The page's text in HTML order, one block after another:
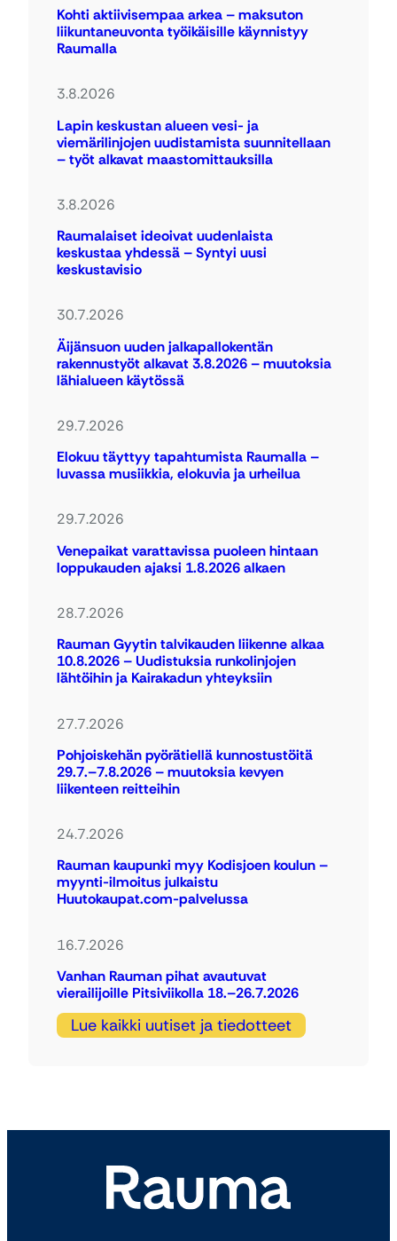
Kohti aktiivisempaa arkea – maksuton
liikuntaneuvonta työikäisille käynnistyy
Raumalla
3.8.2026
Lapin keskustan alueen vesi- ja
viemärilinjojen uudistamista suunnitellaan
– työt alkavat maastomittauksilla
3.8.2026
Raumalaiset ideoivat uudenlaista
keskustaa yhdessä – Syntyi uusi
keskustavisio
30.7.2026
Äijänsuon uuden jalkapallokentän
rakennustyöt alkavat 3.8.2026 – muutoksia
lähialueen käytössä
29.7.2026
Elokuu täyttyy tapahtumista Raumalla –
luvassa musiikkia, elokuvia ja urheilua
29.7.2026
Venepaikat varattavissa puoleen hintaan
loppukauden ajaksi 1.8.2026 alkaen
28.7.2026
Rauman Gyytin talvikauden liikenne alkaa
10.8.2026 – Uudistuksia runkolinjojen
lähtöihin ja Kairakadun yhteyksiin
27.7.2026
Pohjoiskehän pyörätiellä kunnostustöitä
29.7.–7.8.2026 – muutoksia kevyen
liikenteen reitteihin
24.7.2026
Rauman kaupunki myy Kodisjoen koulun –
myynti-ilmoitus julkaistu
Huutokaupat.com-palvelussa
16.7.2026
Vanhan Rauman pihat avautuvat
vierailijoille Pitsiviikolla 18.–26.7.2026
Lue kaikki uutiset ja tiedotteet